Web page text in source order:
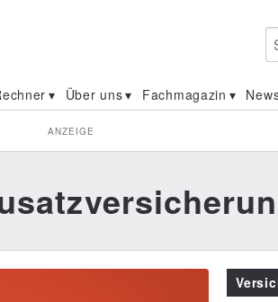
Über uns Fachmagazin
ANZEIGE